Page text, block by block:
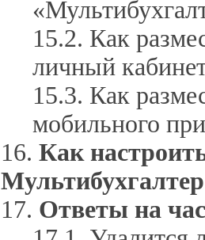
Как
личный
Как
мобильного
Как
Ответы на